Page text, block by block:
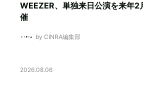
WEEZER、単独来日公演を来年2
催
by CINRA編集部
2026.08.06